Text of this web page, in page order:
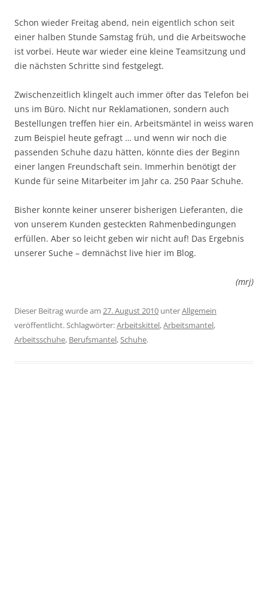
Schon wieder Freitag abend, nein eigentlich schon seit
einer halben Stunde Samstag früh, und die Arbeitswoche
ist vorbei. Heute war wieder eine kleine Teamsitzung und
die nächsten Schritte sind festgelegt.
Zwischenzeitlich klingelt auch immer öfter das Telefon bei
uns im Büro. Nicht nur Reklamationen, sondern auch
Bestellungen treffen hier ein. Arbeitsmäntel in weiss waren
zum Beispiel heute gefragt … und wenn wir noch die
passenden Schuhe dazu hätten, könnte dies der Beginn
einer langen Freundschaft sein. Immerhin benötigt der
Kunde für seine Mitarbeiter im Jahr ca. 250 Paar Schuhe.
Bisher konnte keiner unserer bisherigen Lieferanten, die
von unserem Kunden gesteckten Rahmenbedingungen
erfüllen. Aber so leicht geben wir nicht auf! Das Ergebnis
unserer Suche – demnächst live hier im Blog.
(mrj)
Dieser Beitrag wurde am 27. August 2010 unterAllgemein
veröffentlicht. Schlagwörter:Arbeitskittel,Arbeitsmantel,
Arbeitsschuhe, Berufsmantel,Schuhe.